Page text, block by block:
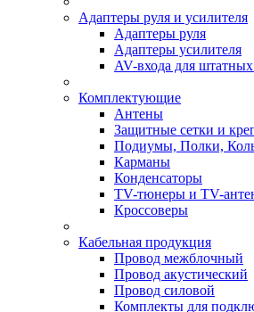
Адаптеры руля и усилителя
Адаптеры руля
Адаптеры усилителя
AV-входа для
Комплектующие
Антены
Защитные сетки и
Подиумы, Полки,
Карманы
Конденсаторы
TV-тюнеры и TV-
Кроссоверы
Кабельная продукция
Провод межблочный
Провод акустический
Провод силовой
Комплекты для